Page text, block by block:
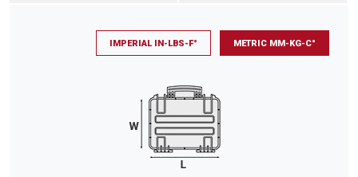
IMPERIAL IN-LBS-F° METRIC MM-KG-C°